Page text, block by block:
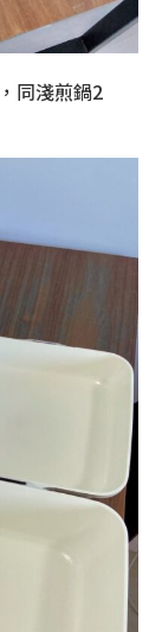
同淺煎鍋2